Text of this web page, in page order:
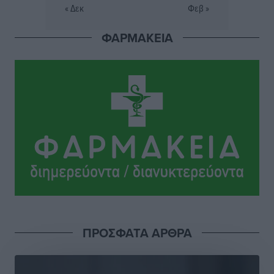
παρέσυρε 72χρονο και διέφυγε
ξανασχεδιάζει τον επενδυτικό χάρτη της Ρόδου
πριν 7 ώρες
Γιάννης Βασιλάκης: «Η Πρωτοβάθμια Φροντίδα
Υγείας πρέπει να φτάνει σε κάθε γωνιά – Ενισχύουμε
τις δομές, δεν τις αποδυναμώνουμε»
σχολεία της Ρόδου
« Δεκ Φεβ »
ΦΑΡΜΑΚΕΙΑ
ΠΡΟΣΦΑΤΑ ΑΡΘΡΑ